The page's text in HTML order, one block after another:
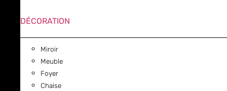
DÉCORATION
Miroir
Meuble
Foyer
Chaise